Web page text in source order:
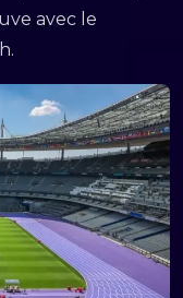
avec le